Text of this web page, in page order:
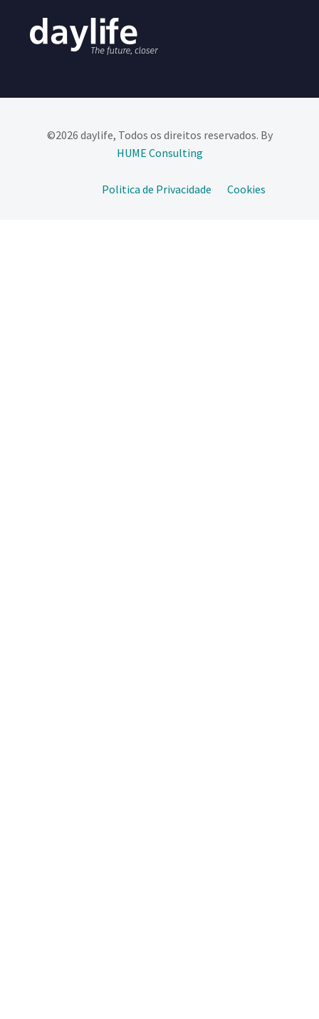
©2026 daylife, Todos os direitos reservados. By
HUME Consulting​
Politica de Privacidade Cookies